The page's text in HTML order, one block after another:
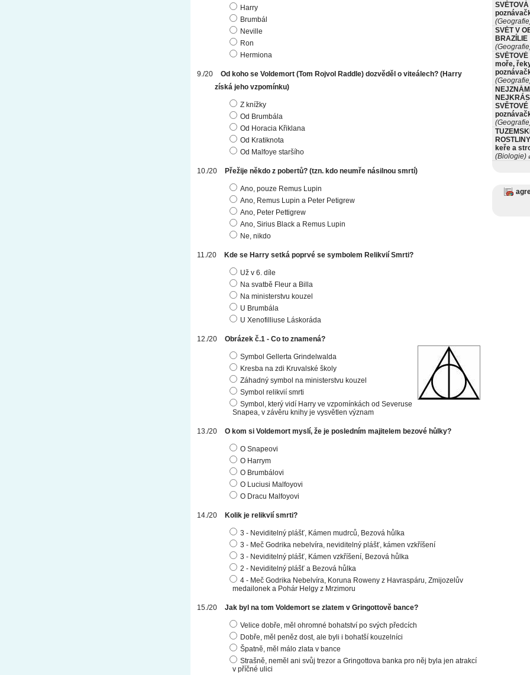
Harry
Brumbál
Neville
Ron
Hermiona
Od koho se Voldemort (Tom Rojvol Raddle) dozvěděl o viteálech? (Harry
získá jeho vzpomínku)
Z knížky
Od Brumbála
Od Horacia Křiklana
Od Kratiknota
Od Malfoye staršího
Přežije někdo z pobertů? (tzn. kdo neumře násilnou smrtí)
Ano, pouze Remus Lupin
Ano, Remus Lupin a Peter Petigrew
Ano, Peter Pettigrew
Ano, Sirius Black a Remus Lupin
Ne, nikdo
Kde se Harry setká poprvé se symbolem Relikvií Smrti?
Už v 6. díle
Na svatbě Fleur a Billa
Na ministerstvu kouzel
U Brumbála
U Xenofilliuse Láskoráda
Obrázek č.1 - Co to znamená?
Symbol Gellerta Grindelwalda
Kresba na zdi Kruvalské školy
Záhadný symbol na ministerstvu kouzel
Symbol relikvií smrti
Symbol, který vidí Harry ve vzpomínkách od Severuse
Snapea, v závěru knihy je vysvětlen význam
O kom si Voldemort myslí, že je posledním majitelem bezové hůlky?
O Snapeovi
O Harrym
O Brumbálovi
O Luciusi Malfoyovi
O Dracu Malfoyovi
Kolik je relikvií smrti?
3 - Neviditelný plášť, Kámen mudrců, Bezová hůlka
3 - Meč Godrika nebelvíra, neviditelný plášť, kámen vzkříšení
3 - Neviditelný plášť, Kámen vzkříšení, Bezová hůlka
2 - Neviditelný plášť a Bezová hůlka
4 - Meč Godrika Nebelvíra, Koruna Roweny z Havraspáru, Zmijozelův
medailonek a Pohár Helgy z Mrzimoru
Jak byl na tom Voldemort se zlatem v Gringottově bance?
Velice dobře, měl ohromné bohatství po svých předcích
Dobře, měl peněz dost, ale byli i bohatší kouzelníci
Špatně, měl málo zlata v bance
Strašně, neměl ani svůj trezor a Gringottova banka pro něj byla jen atrakcí
v příčné ulici
SVĚT V
BRAZÍLIE
moře,
keře a
(Biologie)